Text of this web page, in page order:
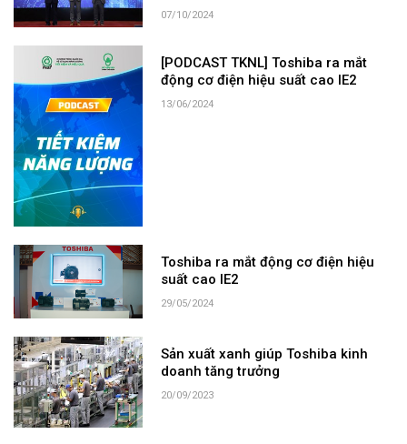
07/10/2024
[PODCAST TKNL] Toshiba ra mắt
động cơ điện hiệu suất cao IE2
13/06/2024
Toshiba ra mắt động cơ điện hiệu
suất cao IE2
29/05/2024
Sản xuất xanh giúp Toshiba kinh
doanh tăng trưởng
20/09/2023